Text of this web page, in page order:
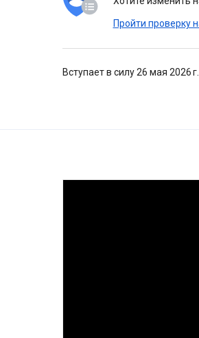
Пройти проверку
Вступает в силу 26 мая 2026 г.